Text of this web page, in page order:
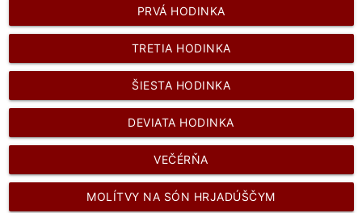
PRVÁ HODINKA
TRETIA HODINKA
ŠIESTA HODINKA
DEVIATA HODINKA
VEČÉRŇA
MOLÍTVY NA SÓN HRJADÚŠČYM